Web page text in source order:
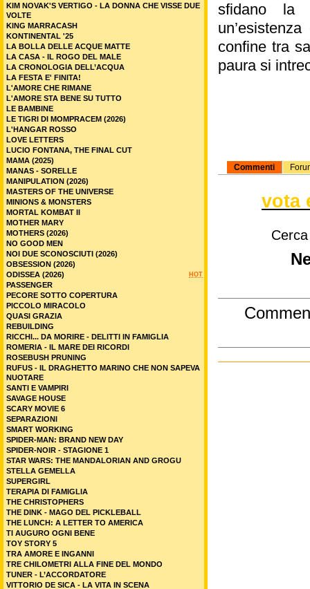
sfidano la
confine tra
paura si
Commenti
vota
KIM NOVAK'S VERTIGO - LA DONNA CHE VISSE DUE
VOLTE
KING MARRACASH
KONTINENTAL '25
LA BOLLA DELLE ACQUE MATTE
LA CASA - IL ROGO DEL MALE
LA CRONOLOGIA DELL’ACQUA
LA FESTA E' FINITA!
L'AMORE CHE RIMANE
L'AMORE STA BENE SU TUTTO
LE BAMBINE
LE TIGRI DI MOMPRACEM (2026)
L'HANGAR ROSSO
LOVE LETTERS
LUCIO FONTANA, THE FINAL CUT
MAMA (2025)
MANAS - SORELLE
MANIPULATION (2026)
MASTERS OF THE UNIVERSE
MINIONS & MONSTERS
MORTAL KOMBAT II
MOTHER MARY
MOTHERS (2026)
NO GOOD MEN
NOI DUE SCONOSCIUTI (2026)
OBSESSION (2026)
HOT
ODISSEA (2026)
PASSENGER
PECORE SOTTO COPERTURA
PICCOLO MIRACOLO
QUASI GRAZIA
REBUILDING
RICCHI... DA MORIRE - DELITTI IN FAMIGLIA
ROMERIA - IL MARE DEI RICORDI
ROSEBUSH PRUNING
RUFUS - IL DRAGHETTO MARINO CHE NON SAPEVA
NUOTARE
SANTI E VAMPIRI
SAVAGE HOUSE
SCARY MOVIE 6
SEPARAZIONI
SMART WORKING
SPIDER-MAN: BRAND NEW DAY
SPIDER-NOIR - STAGIONE 1
STAR WARS: THE MANDALORIAN AND GROGU
STELLA GEMELLA
SUPERGIRL
TERAPIA DI FAMIGLIA
THE CHRISTOPHERS
THE DINK - MAGO DEL PICKLEBALL
THE LUNCH: A LETTER TO AMERICA
TI AUGURO OGNI BENE
TOY STORY 5
TRA AMORE E INGANNI
TRE CHILOMETRI ALLA FINE DEL MONDO
TUNER - L’ACCORDATORE
VITTORIO DE SICA - LA VITA IN SCENA